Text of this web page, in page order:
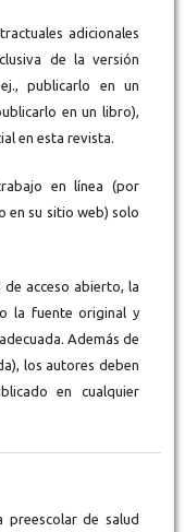
adicionales
de la versión
publicarlo en un
en un libro),
en esta revista.
en línea (por
en su sitio web) solo
acceso abierto, la
la fuente original y
Además de
los autores deben
en cualquier
preescolar de salud